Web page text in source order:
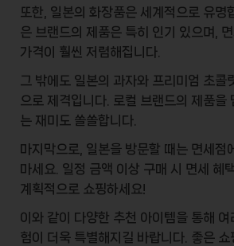
또한, 일본의 화장품은 세계적으로 유명
은 브랜드의 제품은 특히 인기 있으며,
가격이 훨씬 저렴해집니다.
그 밖에도 일본의 과자와 프리미엄 초콜
으로 제격입니다. 로컬 브랜드의 제품을
는 재미도 쏠쏠합니다.
마지막으로, 일본을 방문할 때는 면세점
마세요. 일정 금액 이상 구매 시 면세 혜
계획적으로 쇼핑하세요!
이와 같이 다양한 추천 아이템을 통해
험이 더욱 특별해지길 바랍니다. 좋은 쇼